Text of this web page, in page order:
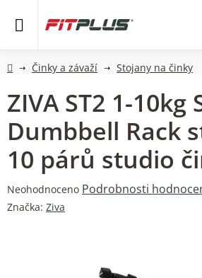
DomůČinky a závaží Stojany na činky
ZIVA ST2 1-10kg
Dumbbell Rack
10 párů studio
Průměrné
hodnocení
Neohodnoceno Podrobnosti
Značka: Ziva